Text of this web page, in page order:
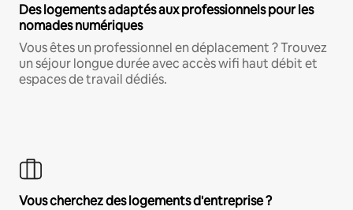
Des logements adaptés aux professionnels pour les
nomades numériques
Vous êtes un professionnel en déplacement ? Trouvez
un séjour longue durée avec accès wifi haut débit et
espaces de travail dédiés.
Vous cherchez des logements d'entreprise ?